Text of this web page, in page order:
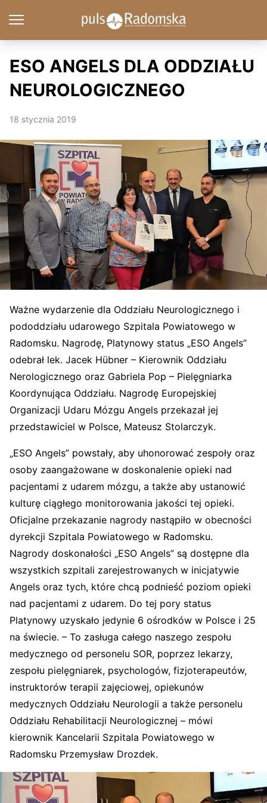
ESO ANGELS DLA ODDZIAŁU
NEUROLOGICZNEGO
18 stycznia 2019
Ważne wydarzenie dla Oddziału Neurologicznego i
pododdziału udarowego Szpitala Powiatowego w
Radomsku. Nagrodę, Platynowy status „ESO Angels”
odebrał lek. Jacek Hübner – Kierownik Oddziału
Nerologicznego oraz Gabriela Pop – Pielęgniarka
Koordynująca Oddziału. Nagrodę Europejskiej
Organizacji Udaru Mózgu Angels przekazał jej
przedstawiciel w Polsce, Mateusz Stolarczyk.
„ESO Angels” powstały, aby uhonorować zespoły oraz
osoby zaangażowane w doskonalenie opieki nad
pacjentami z udarem mózgu, a także aby ustanowić
kulturę ciągłego monitorowania jakości tej opieki.
Oficjalne przekazanie nagrody nastąpiło w obecności
dyrekcji Szpitala Powiatowego w Radomsku.
Nagrody doskonałości „ESO Angels” są dostępne dla
wszystkich szpitali zarejestrowanych w inicjatywie
Angels oraz tych, które chcą podnieść poziom opieki
nad pacjentami z udarem. Do tej pory status
Platynowy uzyskało jedynie 6 ośrodków w Polsce i 25
na świecie. – To zasługa całego naszego zespołu
medycznego od personelu SOR, poprzez lekarzy,
zespołu pielęgniarek, psychologów, fizjoterapeutów,
instruktorów terapii zajęciowej, opiekunów
medycznych Oddziału Neurologii a także personelu
Oddziału Rehabilitacji Neurologicznej – mówi
kierownik Kancelarii Szpitala Powiatowego w
Radomsku Przemysław Drozdek.